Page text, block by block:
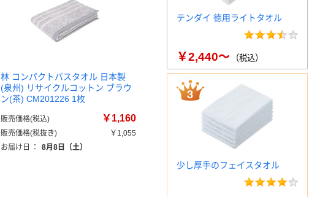
林 コンパクトバスタオル 日本製
(泉州) リサイクルコットン ブラウ
ン(茶) CM201226 1枚
販売価格(税込) ￥1,160
販売価格(税抜き)
￥1,055
お届け日
： 8月8日（土）
テンダイ 徳用ライトタオル
￥2,440～ （税込）
少し厚手のフェイスタオル